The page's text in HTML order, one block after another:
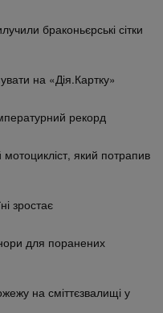
браконьєрські сітки
на «Дія.Картку»
рекорд
який потрапив
зростає
для поранених
на сміттєзвалищі у